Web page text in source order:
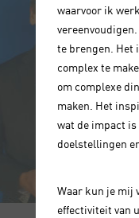
waarvoor ik
te brengen. Het
complex te
om complexe
maken. Het
wat de impact
doelstellingen
Waar kun je mij
effectiviteit van